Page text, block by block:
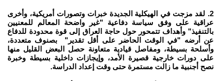
2. لقد مزجت في الهيكلية الجديدة خبرات وتصورات أمريكية، وأخرى
عراقية على وفق سياسة دفاعية "غير واضحة المعالم للمعنيين
بالتنفيذ" وأهداف تتمحور حول حاجة العراق إلى قوة محدودة للدفاع
عن أرضه "في الوقت الحاضر على أقل تقدير" بصنوف متعددة،
وأسلحة بسيطة، ومفاصل قيادية متعاونة حصل البعض القليل منها
على دورات خارجية قصيرة الأمد، وإيجازات داخلية بسيطة وخبرة
نصح أجنبية ما زالت مستمرة حتى وقت إعداد الدراسة.